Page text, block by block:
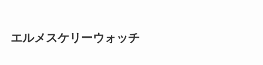
エルメスケリーウォッチ